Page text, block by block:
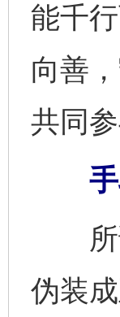
能千
向善
共同参
手
所谓
伪装